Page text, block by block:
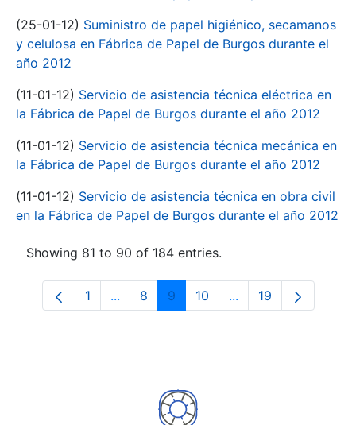
(25-01-12) Suministro de papel higiénico, secamanos
y celulosa en Fábrica de Papel de Burgos durante el
año 2012
(11-01-12) Servicio de asistencia técnica eléctrica en
la Fábrica de Papel de Burgos durante el año 2012
(11-01-12) Servicio de asistencia técnica mecánica en
la Fábrica de Papel de Burgos durante el año 2012
(11-01-12) Servicio de asistencia técnica en obra civil
en la Fábrica de Papel de Burgos durante el año 2012
Showing 81 to 90 of 184 entries.
Page
1 ...Intermediate Pages Use TAB to
Page
8 Page
9 Page
10 ...Intermediate Pages
Page
19